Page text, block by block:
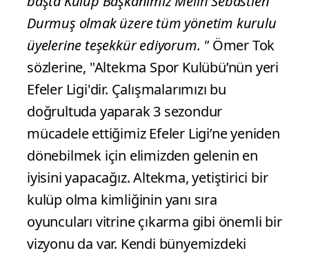
Durmuş olmak üzere tüm yönetim kurulu
üyelerine teşekkür ediyorum. " Ömer Tok
sözlerine, "Altekma Spor Kulübü’nün yeri
Efeler Ligi'dir. Çalışmalarımızı bu
doğrultuda yaparak 3 sezondur
mücadele ettiğimiz Efeler Ligi’ne yeniden
dönebilmek için elimizden gelenin en
iyisini yapacağız. Altekma, yetiştirici bir
kulüp olma kimliğinin yanı sıra
oyuncuları vitrine çıkarma gibi önemli bir
vizyonu da var. Kendi bünyemizdeki